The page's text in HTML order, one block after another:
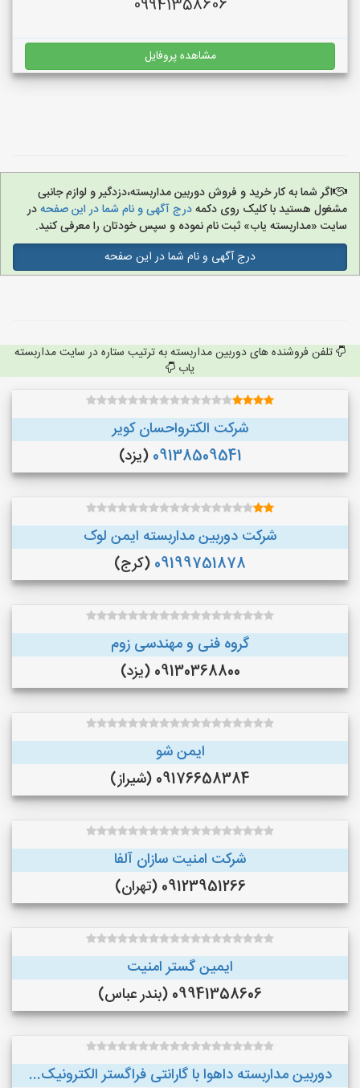
09941358606
مشاهده پروفایل
اگر شما به کار خرید و فروش دوربین مداربسته،دزدگیر و لوازم جانبی
مشغول هستید با کلیک روی دکمهدرج آگهی و نام شما در این صفحهدر
سایت «مداربسته یاب» ثبت نام نموده و سپس خودتان را معرفی کنید.
درج آگهی و نام شما در این صفحه
تلفن فروشنده های دوربین مداربسته به ترتیب ستاره در سایت مداربسته
یاب
شرکت الکترواحسان کویر
09138509541 (یزد)
شرکت دوربین مداربسته ایمن لوک
09199751878 (کرج)
گروه فنی و مهندسی زوم
09130368800 (یزد)
ایمن شو
09176658384 (شیراز)
شرکت امنیت سازان آلفا
09123951266 (تهران)
ایمین گستر امنیت
09941358606 (بندر عباس)
دوربین مداربسته داهوا با گارانتی فراگستر الکترونیک...